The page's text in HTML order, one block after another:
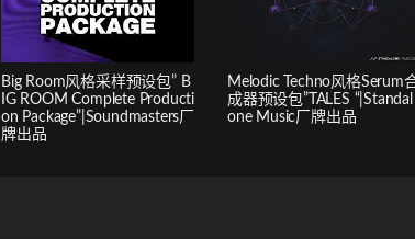
Big Room风格采样预设包” B
IG ROOM Complete Producti
on Package”|Soundmasters厂
牌出品
Melodic Techno风格Serum
成器预设包”TALES “|Standal
one Music厂牌出品